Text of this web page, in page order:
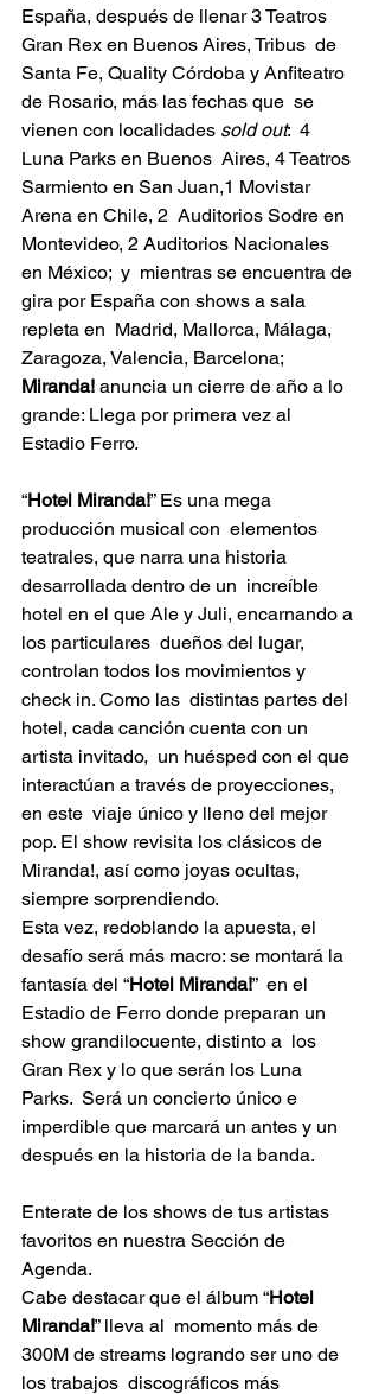
España, después de llenar 3 Teatros
Gran Rex en Buenos Aires, Tribus  de
Santa Fe, Quality Córdoba y Anfiteatro
de Rosario, más las fechas que  se
vienen con localidades sold out:  4
Luna Parks en Buenos  Aires, 4 Teatros
Sarmiento en San Juan,1 Movistar
Arena en Chile, 2  Auditorios Sodre en
Montevideo, 2 Auditorios Nacionales
en México;  y  mientras se encuentra de
gira por España con shows a sala
repleta en  Madrid, Mallorca, Málaga,
Zaragoza, Valencia, Barcelona;
Miranda! anuncia un cierre de año a lo
grande: Llega por primera vez al
Estadio Ferro.
“Hotel Miranda!” Es una mega
producción musical con  elementos
teatrales, que narra una historia
desarrollada dentro de un  increíble
hotel en el que Ale y Juli, encarnando a
los particulares  dueños del lugar,
controlan todos los movimientos y
check in. Como las  distintas partes del
hotel, cada canción cuenta con un
artista invitado,  un huésped con el que
interactúan a través de proyecciones,
en este  viaje único y lleno del mejor
pop. El show revisita los clásicos de
Miranda!, así como joyas ocultas,
siempre sorprendiendo.
Esta vez, redoblando la apuesta, el
desafío será más macro: se montará la
fantasía del “Hotel Miranda!”  en el
Estadio de Ferro donde preparan un
show grandilocuente, distinto a  los
Gran Rex y lo que serán los Luna
Parks.  Será un concierto único e
imperdible que marcará un antes y un
después en la historia de la banda.
Enterate de los shows de tus artistas
favoritos en nuestra Sección de
Agenda.
Cabe destacar que el álbum “Hotel
Miranda!” lleva al  momento más de
300M de streams logrando ser uno de
los trabajos  discográficos más